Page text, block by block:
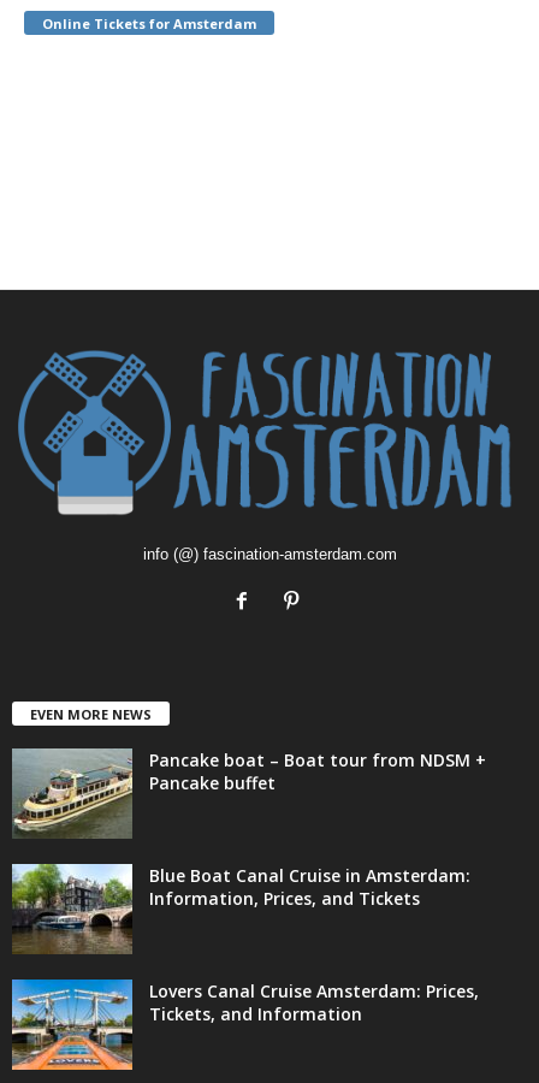
Online Tickets for Amsterdam
info (@) fascination-amsterdam.com
EVEN MORE NEWS
Pancake boat – Boat tour from NDSM +
Pancake buffet
Blue Boat Canal Cruise in Amsterdam:
Information, Prices, and Tickets
Lovers Canal Cruise Amsterdam: Prices,
Tickets, and Information